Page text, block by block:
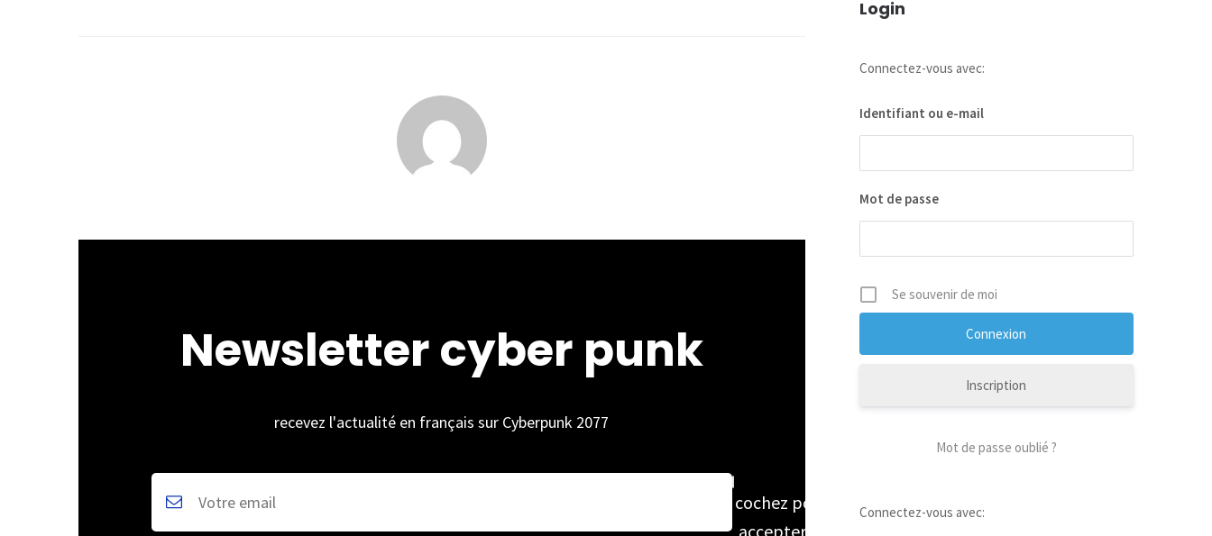
Newsletter cyber punk
recevez l'actualité en français sur Cyberpunk 2077
cochez pour
accepter la
Login
Connectez-vous avec:
Identifiant ou e-mail
Mot de passe
Se souvenir de moi
Inscription
Mot de passe oublié ?
Connectez-vous avec: